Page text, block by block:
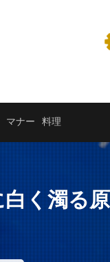
マナー 料理
く濁る